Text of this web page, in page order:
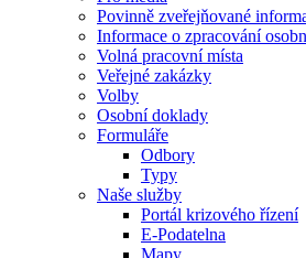
Povinně zveřejňované
Informace o zpracování
Volná pracovní místa
Veřejné zakázky
Volby
Osobní doklady
Formuláře
Odbory
Typy
Naše služby
Portál krizového řízení
E-Podatelna
Mapy